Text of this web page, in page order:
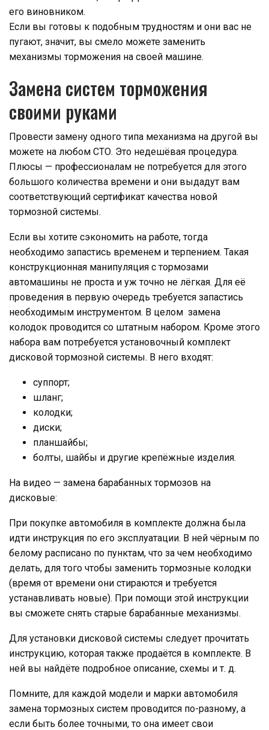
его виновником.
Если вы готовы к подобным трудностям и они вас не
пугают, значит, вы смело можете заменить
механизмы торможения на своей машине.
Замена систем торможения
своими руками
Провести замену одного типа механизма на другой вы
можете на любом СТО. Это недешёвая процедура.
Плюсы — профессионалам не потребуется для этого
большого количества времени и они выдадут вам
соответствующий сертификат качества новой
тормозной системы.
Если вы хотите сэкономить на работе, тогда
необходимо запастись временем и терпением. Такая
конструкционная манипуляция с тормозами
автомашины не проста и уж точно не лёгкая. Для её
проведения в первую очередь требуется запастись
необходимым инструментом. В целом замена
колодок проводится со штатным набором. Кроме этого
набора вам потребуется установочный комплект
дисковой тормозной системы. В него входят:
суппорт;
шланг;
колодки;
диски;
планшайбы;
болты, шайбы и другие крепёжные изделия.
На видео — замена барабанных тормозов на
дисковые:
При покупке автомобиля в комплекте должна была
идти инструкция по его эксплуатации. В ней чёрным по
белому расписано по пунктам, что за чем необходимо
делать, для того чтобы заменить тормозные колодки
(время от времени они стираются и требуется
устанавливать новые). При помощи этой инструкции
вы сможете снять старые барабанные механизмы.
Для установки дисковой системы следует прочитать
инструкцию, которая также продаётся в комплекте. В
ней вы найдёте подробное описание, схемы и т. д.
Помните, для каждой модели и марки автомобиля
замена тормозных систем проводится по-разному, а
если быть более точными, то она имеет свои